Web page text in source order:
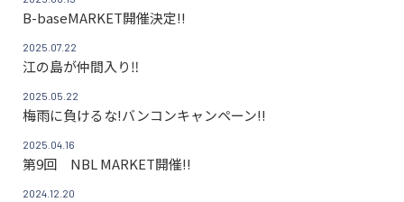
B-baseMARKET開催決定!!
2025.07.22
江の島が仲間入り‼
2025.05.22
梅雨に負けるな!バンコンキャンペーン!!
2025.04.16
第9回 NBL MARKET開催!!
2024.12.20